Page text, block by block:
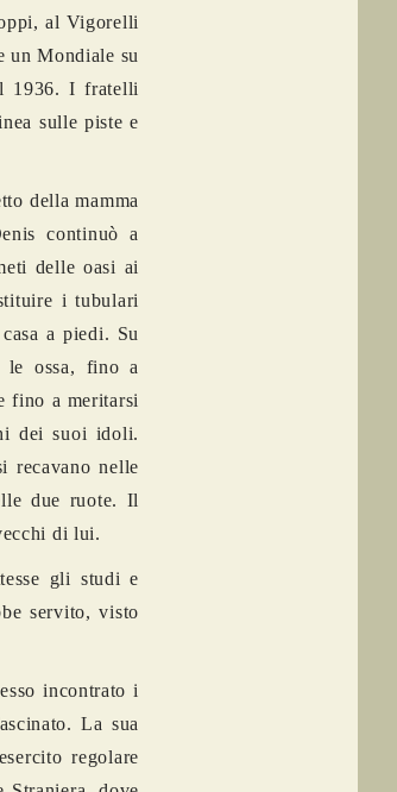
al Vigorelli
un Mondiale su
1936. I fratelli
sulle piste e
della mamma
continuò a
delle oasi ai
i tubulari
a piedi. Su
le ossa, fino a
fino a meritarsi
dei suoi idoli.
recavano nelle
due ruote. Il
di lui.
gli studi e
servito, visto
incontrato i
La sua
regolare